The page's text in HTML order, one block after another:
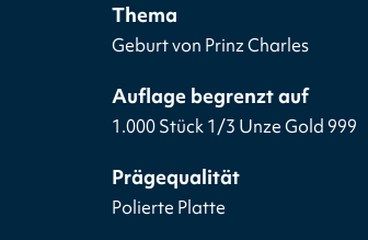
Thema
Geburt von Prinz Charles
Auflage begrenzt auf
1.000 Stück 1/3 Unze Gold 999
Prägequalität
Polierte Platte